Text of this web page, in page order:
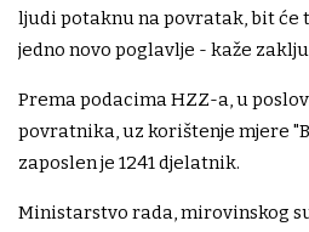
ljudi potaknu na povratak, bit će
jedno novo poglavlje - kaže
Prema podacima HZZ-a, u
povratnika, uz korištenje mjere
zaposlen je 1241 djelatnik.
Ministarstvo rada, mirovinskog